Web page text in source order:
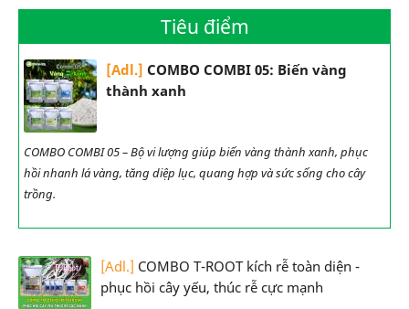
Tiêu điểm
[Adl.] COMBO COMBI 05: Biến vàng
thành xanh
COMBO COMBI 05 – Bộ vi lượng giúp biến vàng thành xanh, phục
hồi nhanh lá vàng, tăng diệp lục, quang hợp và sức sống cho cây
trồng.
[Adl.] COMBO T-ROOT kích rễ toàn diện -
phục hồi cây yếu, thúc rễ cực mạnh